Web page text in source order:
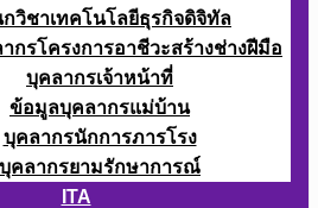
วิชาเทคโนโลยีธุรกิจดิจิทัล
กรโครงการอาชีวะสร้างช่างฝีมือ
บุคลากรเจ้าหน้าที่
ข้อมูลบุคลากรแม่บ้าน
บุคลากรนักการภารโรง
บุคลากรยามรักษาการณ์
ITA